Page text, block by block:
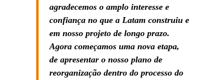
agradecemos o amplo interesse e
confiança no que a Latam construiu e
em nosso projeto de longo prazo.
Agora começamos uma nova etapa,
de apresentar o nosso plano de
reorganização dentro do processo do